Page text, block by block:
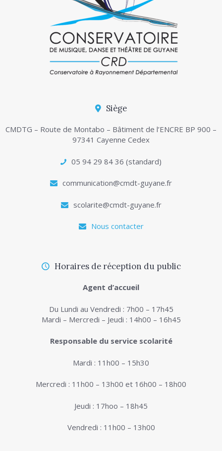
Siège
CMDTG – Route de Montabo – Bâtiment de l’ENCRE BP 900 –
97341 Cayenne Cedex
05 94 29 84 36 (standard)
communication@cmdt-guyane.fr
scolarite@cmdt-guyane.fr
Nous contacter
Horaires de réception du public
Agent d’accueil
Du Lundi au Vendredi : 7h00 – 17h45
Mardi – Mercredi – Jeudi : 14h00 – 16h45
Responsable du service scolarité
Mardi : 11h00 – 15h30
Mercredi : 11h00 – 13h00 et 16h00 – 18h00
Jeudi : 17hoo – 18h45
Vendredi : 11h00 – 13h00